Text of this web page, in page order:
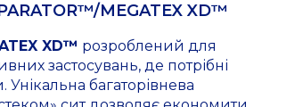
MEGATEX XD™
XD™ розроблений для
застосувань, де потрібні
Унікальна багаторівнева